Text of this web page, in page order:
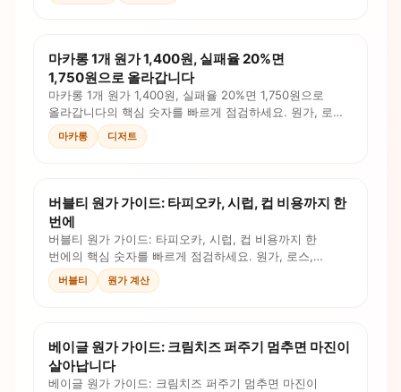
마카롱 1개 원가 1,400원, 실패율 20%면
1,750원으로 올라갑니다
마카롱 1개 원가 1,400원, 실패율 20%면 1,750원으로
올라갑니다의 핵심 숫자를 빠르게 점검하세요. 원가, 로스,
인건비, 판매가를 계산식과 체크리스트로 확인합니다.
마카롱 디저트
버블티 원가 가이드: 타피오카, 시럽, 컵 비용까지 한
번에
버블티 원가 가이드: 타피오카, 시럽, 컵 비용까지 한
번에의 핵심 숫자를 빠르게 점검하세요. 원가, 로스,
인건비, 판매가를 계산식과 체크리스트로 확인합니다.
버블티 원가 계산
베이글 원가 가이드: 크림치즈 퍼주기 멈추면 마진이
살아납니다
베이글 원가 가이드: 크림치즈 퍼주기 멈추면 마진이